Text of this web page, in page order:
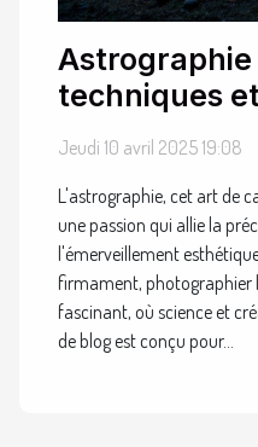
techniques
Jeudi 10 avril 2025 19:08
L'astrographie, cet art de
une passion qui allie la
l'émerveillement
firmament, photographier
fascinant, où science et
de blog est conçu pour...